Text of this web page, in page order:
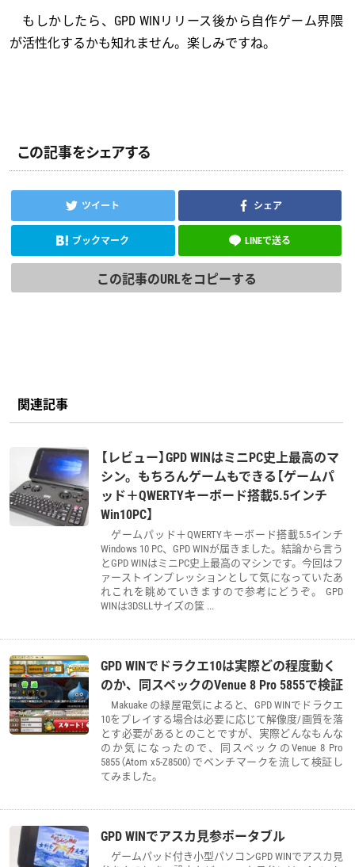
もしかしたら、GPD WINリリース後から自作ゲーム界隈
が活性化するかも知れません。楽しみですね。
この記事をシェアする
ツイート シェア
ブックマーク LINEで送る
この記事のURLをコピーする
関連記事
【レビュー】GPD WINはミニPC史上最高のマ
シン。もちろんゲームもできる【ゲームパ
ッド＋QWERTYキーボード搭載5.5インチ
Win10PC】
ゲームパッド＋QWERTYキーボード搭載5.5インチ
Windows 10 PC、GPD WINが届きました。結論から言う
とGPD WINはミニPC史上最高のマシンです。今回はフ
ァーストインプレッションとして気になっていたあ
れこれを眺めていきますので参考にどうぞ。 GPD
WINは3DSLLサイズの筐 ...
GPD WINでドラクエ10は実際どの程度動く
のか、同スペックのVenue 8 Pro 5855で検証
Makuake の緑屋電気によると、GPD WINでドラクエ
10をプレイする場合は必要に応じて解像度/画質を落
とす必要があるとのことですが、実際どんなもんな
のか気になったので、同スペックのVenue 8 Pro
5855（Atom x5-Z8500）でベンチマークを流して検証し
てみました。
GPD WINでアスカ見参ポータブル
ゲームパッド付き小型パソコンGPD WINでアスカ見